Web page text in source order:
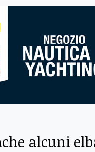
alcuni